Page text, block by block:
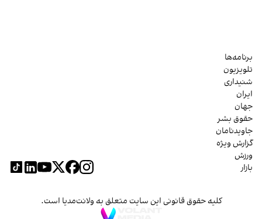
برنامه‌ها
تلویزیون
شنیداری
ایران
جهان
حقوق بشر
جاویدنامان
گزارش ویژه
ورزش
بازار
کلیه حقوق قانونی این سایت متعلق به ولانت‌مدیا است.